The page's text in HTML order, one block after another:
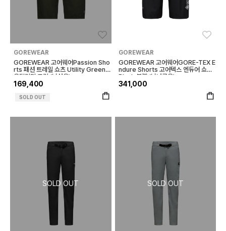
GOREWEAR
GOREWEAR 고어웨어Passion Sho
rts 패션 트레일 쇼츠 Utility Green
유틸리티 그린 (남성용)
169,400
SOLD OUT
GOREWEAR
GOREWEAR 고어웨어GORE-TEX E
ndure Shorts 고어텍스 엔듀어 쇼츠
Black 블랙 (남녀공용)
341,000